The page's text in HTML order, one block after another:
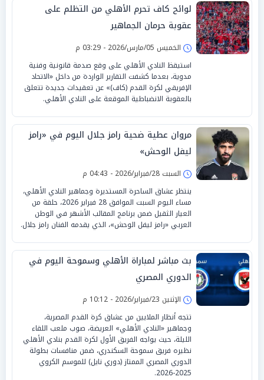
لوائح كاف تحرم الأهلي من التظلم على
عقوبة حرمان الجماهير
الخميس 05/مارس/2026 - 03:29 م
استيقظ النادي الأهلي على وقع صدمة قانونية وفنية
مدوية، بعدما كشفت التقارير الواردة من داخل «الاتحاد
الإفريقي لكرة القدم (كاف)» عن تعقيدات جديدة تتعلق
بالعقوبة الانضباطية الموقعة على النادي الأهلي.
مروان عطية ضحية رامز جلال اليوم في «رامز
ليفل الوحش»
السبت 28/فبراير/2026 - 04:43 م
ينتظر عشاق الساحرة المستديرة وجماهير النادي الأهلي،
مساء اليوم السبت الموافق 28 فبراير 2026، حلقة من
العيار الثقيل ضمن برنامج المقالب الأشهر في الوطن
العربي «رامز ليفل الوحش»، الذي يقدمه الفنان رامز جلال.
بث مباشر لمباراة الأهلي وسموحة اليوم في
الدوري المصري
الإثنين 23/فبراير/2026 - 10:12 م
تتجه أنظار الملايين من عشاق كرة القدم المصرية،
وجماهير «النادي الأهلي» العريضة، صوب ملعب اللقاء
الليلة، حيث يواجه الفريق الأول لكرة القدم بنادي الأهلي
نظيره فريق سموحة السكندري، ضمن منافسات بطولة
الدوري المصري الممتاز (دوري نايل) للموسم الكروي
2025-2026.